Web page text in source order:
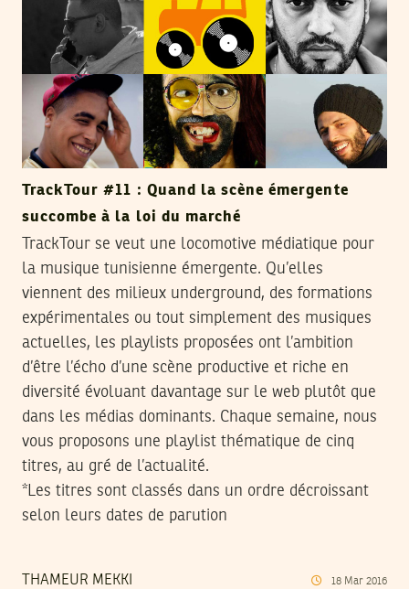
TrackTour #11 : Quand la scène émergente
succombe à la loi du marché
TrackTour se veut une locomotive médiatique pour
la musique tunisienne émergente. Qu’elles
viennent des milieux underground, des formations
expérimentales ou tout simplement des musiques
actuelles, les playlists proposées ont l’ambition
d’être l’écho d’une scène productive et riche en
diversité évoluant davantage sur le web plutôt que
dans les médias dominants. Chaque semaine, nous
vous proposons une playlist thématique de cinq
titres, au gré de l’actualité.
*Les titres sont classés dans un ordre décroissant
selon leurs dates de parution
THAMEUR MEKKI 18 Mar 2016